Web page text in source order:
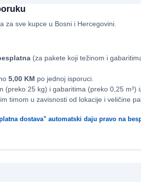
za sve kupce u Bosni i Hercegovini.
(za pakete koji težinom i
5,00 KM po jednoj isporuci.
(preko 25 kg) i gabaritima (preko 0,25 m³)
timom u zavisnosti od lokacije i veličine
dostava" automatski daju pravo na